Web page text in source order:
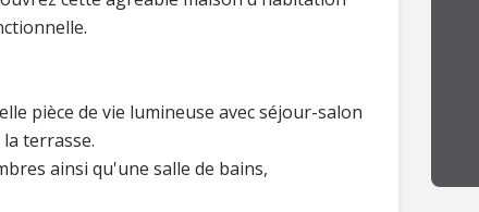
pièce de vie lumineuse avec séjour-salon
terrasse.
ainsi qu'une salle de bains,